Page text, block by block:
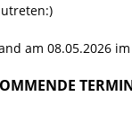
am 08.05.2026